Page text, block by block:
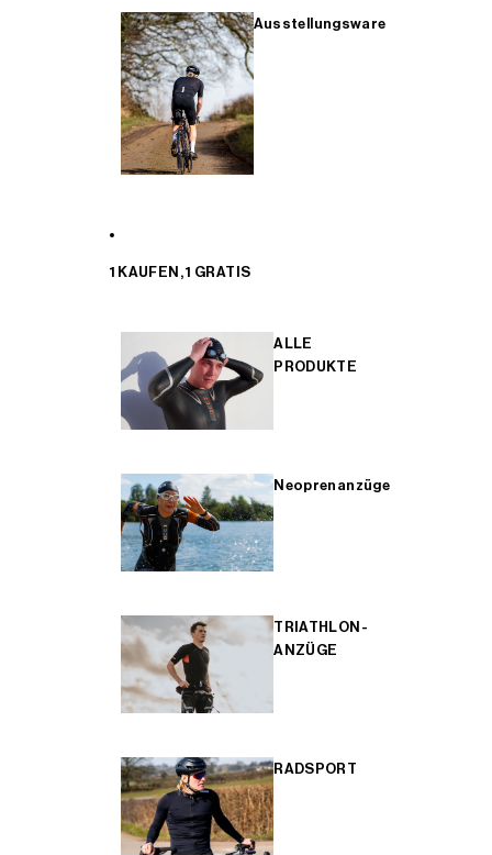
Ausstellungsware
1 KAUFEN, 1 GRATIS
ALLE
PRODUKTE
Neoprenanzüge
TRIATHLON-
ANZÜGE
RADSPORT